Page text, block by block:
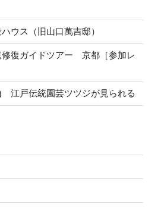
ウス（旧山口萬吉邸）
修復ガイドツアー 京都［参加レ
戸伝統園芸ツツジが見られる